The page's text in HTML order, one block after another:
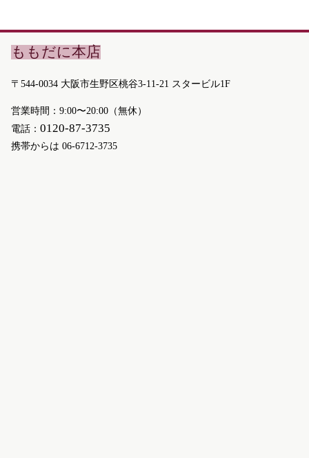
ももだに本店
〒544-0034 大阪市生野区桃谷3-11-21 スタービル1F
営業時間：9:00〜20:00（無休）
電話： 0120-87-3735
携帯からは 06-6712-3735